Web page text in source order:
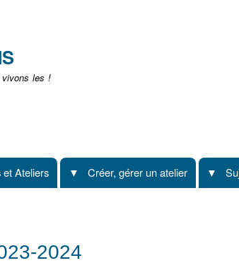
les !
et Ateliers Créer, gérer un atelier
2024